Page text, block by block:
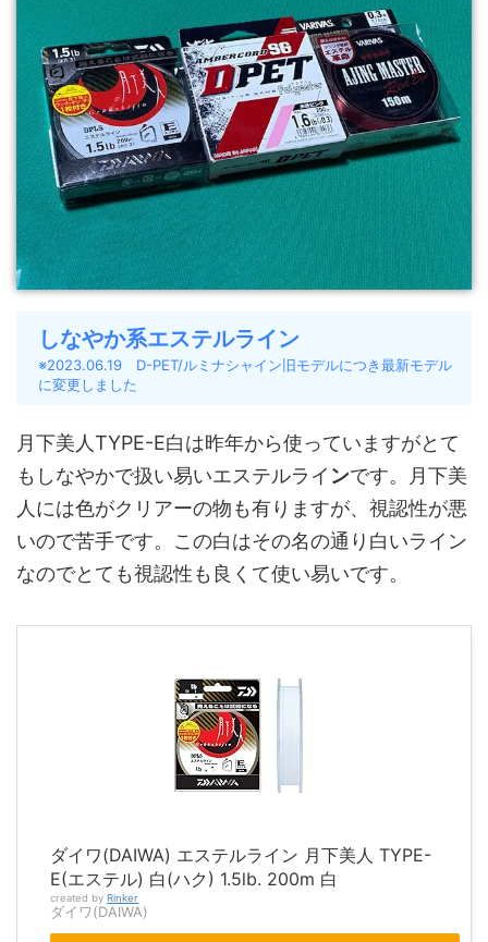
しなやか系エステルライン
※2023.06.19 D-PET/ルミナシャイン旧モデルにつき最新モデル
に変更しました
月下美人TYPE-E白は昨年から使っていますがとて
もしなやかで扱い易いエステルライ ンです。月下美
人には色がクリアーの物も有りますが、視認性が悪
いので苦手です。この白はその名の通り白いライン
なのでとても視認性も良くて使い易いです。
ダイワ(DAIWA) エステルライン 月下美人 TYPE-
E(エステル) 白(ハク) 1.5lb. 200m 白
created by Rinker
ダイワ(DAIWA)